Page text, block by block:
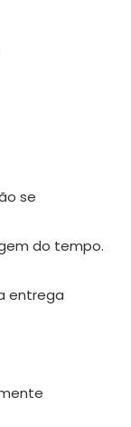
se
do tempo.
entrega